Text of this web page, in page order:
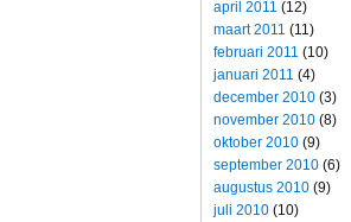
april 2011 (12)
maart 2011 (11)
februari 2011 (10)
januari 2011 (4)
december 2010 (3)
november 2010 (8)
oktober 2010 (9)
september 2010 (6)
augustus 2010 (9)
juli 2010 (10)